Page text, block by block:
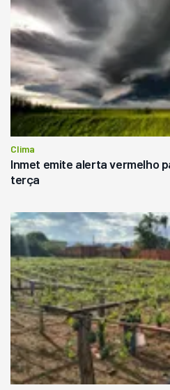
Clima
Inmet emite alerta vermelho
terça